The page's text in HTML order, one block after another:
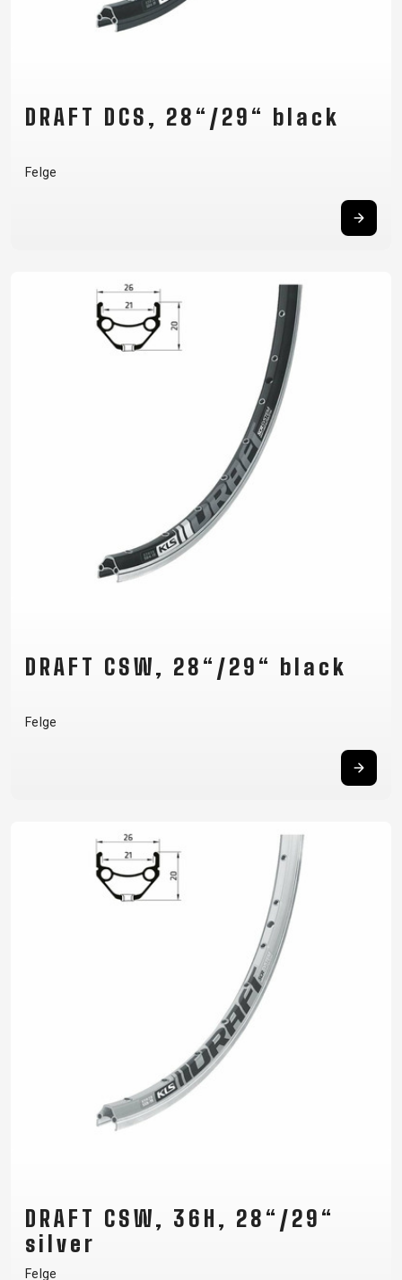
DRAFT DCS, 28“/29“ black
Felge
DRAFT CSW, 28“/29“ black
Felge
DRAFT CSW, 36H, 28“/29“
silver
Felge